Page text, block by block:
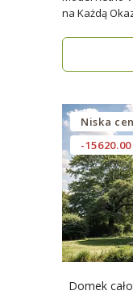
na Każdą Okazję Szukasz
Niska
-15620.00
Domek